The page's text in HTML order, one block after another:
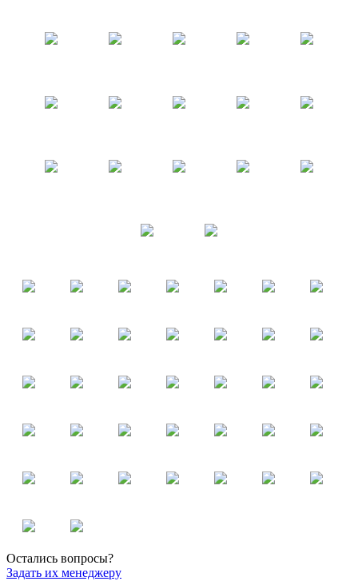
Остались вопросы?
Задать их менеджеру